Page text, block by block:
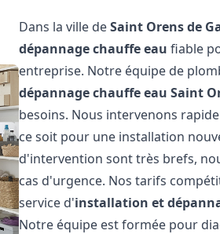
Dans la ville deSaint Orens de
dépannage chauffe eau fiable
entreprise. Notre équipe de
dépannage chauffe eau Saint
besoins. Nous intervenons
ce soit pour une installation
d'intervention sont très brefs,
cas d'urgence. Nos tarifs
service d'installation et
Notre équipe est formée pour